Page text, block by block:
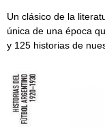
Un clásico de la
única de una época
y 125 historias de